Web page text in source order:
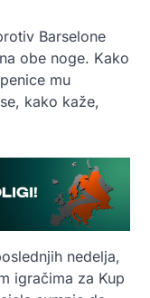
Barselone
obe noge. Kako
mu
kako kaže,
nedelja,
igračima za Kup